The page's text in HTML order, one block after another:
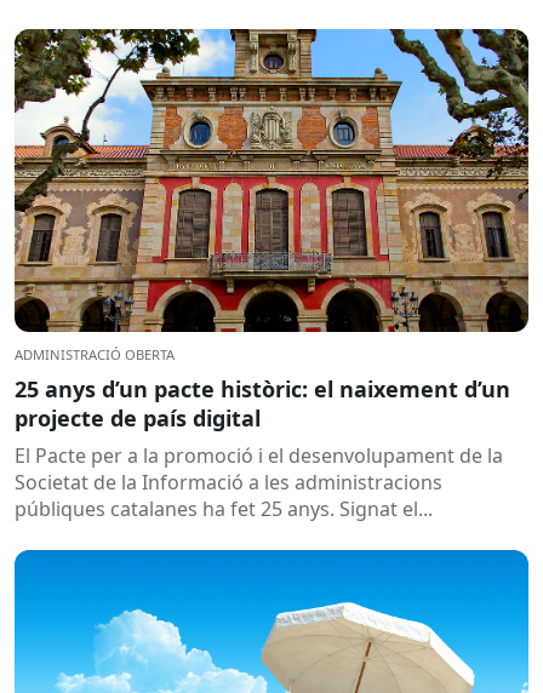
ADMINISTRACIÓ OBERTA
25 anys d’un pacte històric: el naixement d’un
projecte de país digital
El Pacte per a la promoció i el desenvolupament de la
Societat de la Informació a les administracions
públiques catalanes ha fet 25 anys. Signat el...